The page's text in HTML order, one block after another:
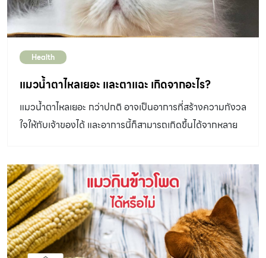
ร่องเหงือกและฟัน ทำให้เชื้อแบคมีเรียในช่องปากเจริญเติบโต
มากกว่าปกติ ซึ่งคราบหินปูนเหล่านี้มีสาเหตุจาก แมวกิน
ช่องปากและฟันของแมวที่พบได้บ่อย ได้แก่ หินปูนสะสมตาม
ร่องฟัน และภาวะเหงือกอักเสบ นอกจากนี้ยังมีโรคเหงือกและ
ช่องปากอักเสบเรื้อรัง ซึ่งเป็นโรคเรื้อรังที่พบได้บ่อยในแมว ที่
ต้องได้รับการตรวจวินิจฉัย และวางแผนการรักษาอย่างต่อ
เนื่อง รวมไปถึงโรคเนื้องอก และมะเร็งในช่องปาก ที่มักพบใน
กล่าวมาทั้งหมดนี้เป็นส่วนหนึ่งของการเกิดกลิ่นปากเหม็นใน
แมวได้ สาเหตุต่อมาคือ ปัญหาปัญหาความผิดปกติจากโรค
ระบบอื่น ๆ ในร่างกาย ความผิดปกติจากโรคในระบบทางกาย
ซึ่งส่งผลทำให้น้องแมวมีกลิ่นปากเหม็น เกิดจากหลายสาเหตุ
โดยตัวอย่างโรคที่พบได้บ่อยในแมวบ้าน […]
Health
แมวน้ำตาไหลเยอะ และตาแฉะ เกิดจากอะไร?
แมวน้ำตาไหลเยอะ กว่าปกติ อาจเป็นอาการที่สร้างความกังวล
ใจให้กับเจ้าของได้ และอาการนี้ก็สามารถเกิดขึ้นได้จากหลาย
สัตวแพทย์ ประจำโรงพยาบาลแมว PURRfect Cat
Hospital จะมาอธิบายให้เราฟังค่ะ แมวน้ำตาไหลเยอะ หรือตา
แฉะตลอดเวลา เกิดจากสาเหตุอะไรได้บ้าง น้องแมวที่มีน้ำตา
ไหลเยอะตลอดเวลา หรือตาแฉะ มีชื่อเรียกทางการแพทย์ว่า
Epiphora คือ อารการที่ ต่อมน้ำตาของน้องแมวขับน้ำตา
ออกมามากกว่าปกติ โดยมักจะแสดงออกร่วมกับอาการต่าง ๆ